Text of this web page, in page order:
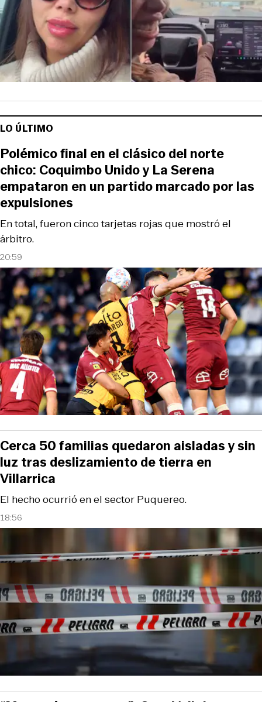
LO ÚLTIMO
20:59
En total, fueron cinco tarjetas rojas que mostró el
árbitro.
Polémico final en el clásico del norte
chico: Coquimbo Unido y La Serena
empataron en un partido marcado por las
expulsiones
18:56
El hecho ocurrió en el sector Puquereo.
Cerca 50 familias quedaron aisladas y sin
luz tras deslizamiento de tierra en
Villarrica